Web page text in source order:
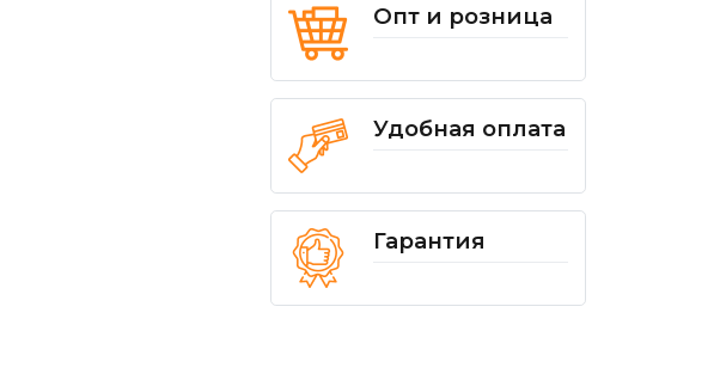
Опт и розница
Удобная оплата
Гарантия